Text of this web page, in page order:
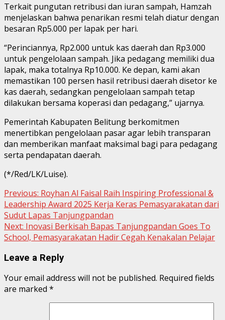
Terkait pungutan retribusi dan iuran sampah, Hamzah
menjelaskan bahwa penarikan resmi telah diatur dengan
besaran Rp5.000 per lapak per hari.
“Perinciannya, Rp2.000 untuk kas daerah dan Rp3.000
untuk pengelolaan sampah. Jika pedagang memiliki dua
lapak, maka totalnya Rp10.000. Ke depan, kami akan
memastikan 100 persen hasil retribusi daerah disetor ke
kas daerah, sedangkan pengelolaan sampah tetap
dilakukan bersama koperasi dan pedagang,” ujarnya.
Pemerintah Kabupaten Belitung berkomitmen
menertibkan pengelolaan pasar agar lebih transparan
dan memberikan manfaat maksimal bagi para pedagang
serta pendapatan daerah.
(*/Red/LK/Luise).
Continue
Reading
Previous: Royhan Al Faisal Raih Inspiring Professional &
Leadership Award 2025 Kerja Keras Pemasyarakatan dari
Sudut Lapas Tanjungpandan
Next: Inovasi Berkisah Bapas Tanjungpandan Goes To
School, Pemasyarakatan Hadir Cegah Kenakalan Pelajar
Leave a Reply
Your email address will not be published. Required fields
are marked *